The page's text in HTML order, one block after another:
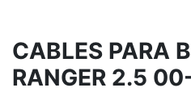
CABLES PARA
RANGER 2.5